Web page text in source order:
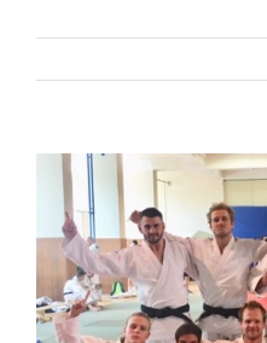
Zobrazit
větší
obrázek